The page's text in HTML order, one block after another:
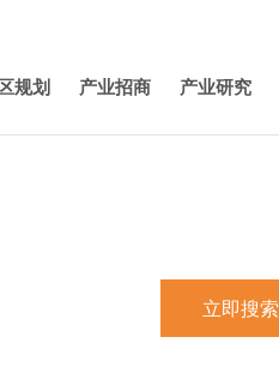
规划 产业招商 产业研究
立即搜索